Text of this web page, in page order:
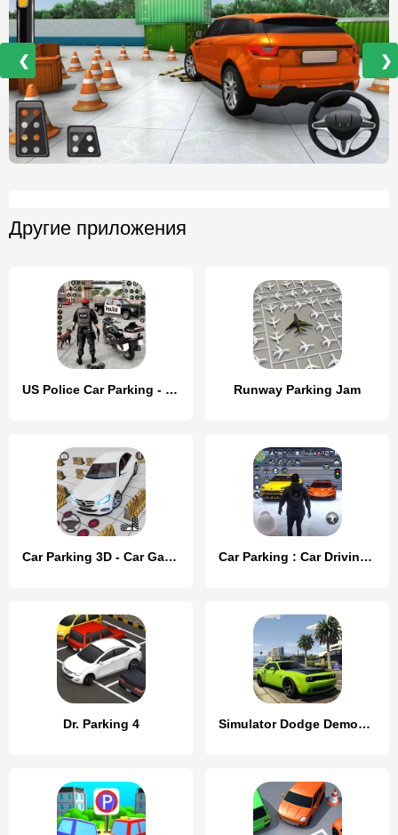
❮ ❯
Другие приложения
US Police Car Parking - King Runway Parking Jam
Car Parking 3D - Car Games 3D Car Parking : Car Driving Game
Dr. Parking 4 Simulator Dodge Demon Parking